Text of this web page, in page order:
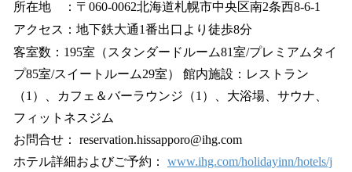
所在地 ：〒060-0062北海道札幌市中央区南2条西8-6-1
アクセス：地下鉄大通1番出口より徒歩8分
客室数：195室（スタンダードルーム81室/プレミアムタイ
プ85室/スイートルーム29室） 館内施設：レストラン
（1）、カフェ＆バーラウンジ（1）、大浴場、サウナ、
フィットネスジム
お問合せ： reservation.hissapporo@ihg.com
ホテル詳細およびご予約： www.ihg.com/holidayinn/hotels/j